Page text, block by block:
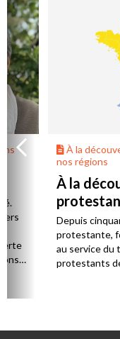
À la
nos régions
À la
régions
Depuis
protestante,
au service du
protestants